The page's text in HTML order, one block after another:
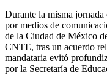
Durante la misma jornada
por medios de
de la Ciudad de México
CNTE, tras un acuerdo
mandataria evitó
por la Secretaría de